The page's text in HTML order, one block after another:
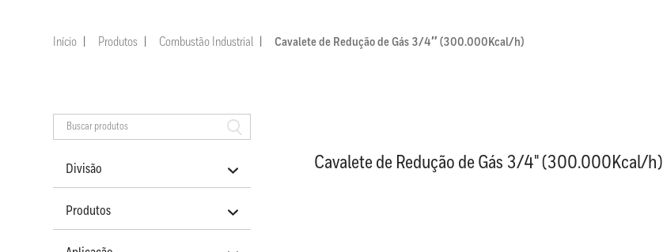
Início Produtos Combustão Industrial Cavalete de Redução de Gás 3/4″ (300.000Kcal/h)
Divisão
Produtos
Cavalete de Redução de Gás 3/4" (300.000Kcal/h)